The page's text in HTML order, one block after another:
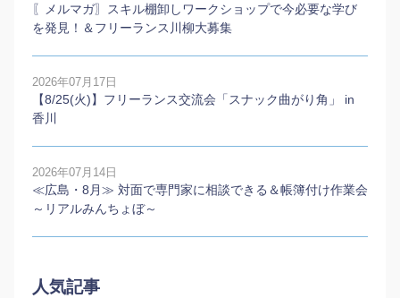
〖メルマガ〗スキル棚卸しワークショップで今必要な学び
を発見！＆フリーランス川柳大募集
2026年07月17日
【8/25(火)】フリーランス交流会「スナック曲がり角」 in
香川
2026年07月14日
≪広島・8月≫ 対面で専門家に相談できる＆帳簿付け作業会
～リアルみんちょぼ～
人気記事